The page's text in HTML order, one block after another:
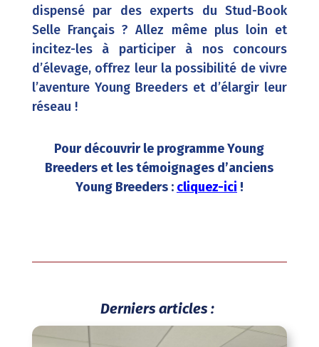
dispensé par des experts du Stud-Book
Selle Français ? Allez même plus loin et
incitez-les à participer à nos concours
d’élevage, offrez leur la possibilité de vivre
l’aventure Young Breeders et d’élargir leur
réseau !
Pour découvrir le programme Young
Breeders et les témoignages d’anciens
Young Breeders : cliquez-ici !
Derniers articles :